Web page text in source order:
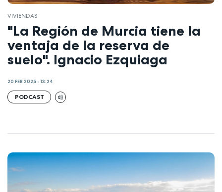
VIVIENDAS
"La Región de Murcia tiene la
ventaja de la reserva de
suelo". Ignacio Ezquiaga
20 FEB 2025 - 13:24
PODCAST